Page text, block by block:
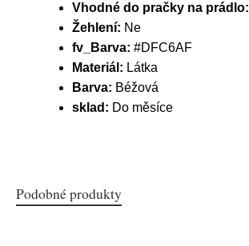
Vhodné do pračky na prádlo:
Žehlení: Ne
fv_Barva: #DFC6AF
Materiál: Látka
Barva: Béžová
sklad: Do měsíce
Podobné produkty